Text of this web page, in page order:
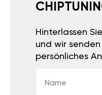
Hinterlassen
und wir senden
persönliches